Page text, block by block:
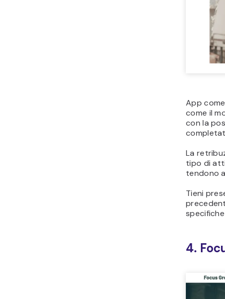
App
come il
con la
La
tipo di
tendono
Tieni
4.